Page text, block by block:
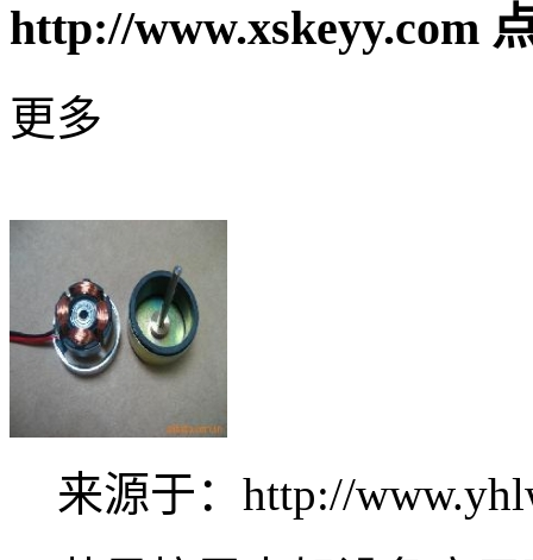
http://www.xskeyy.com
更多
来源于：http://